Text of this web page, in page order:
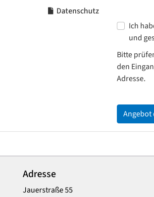
Datenschutz
Ich
und
Bitte
den
Adresse.
Angebot
Adresse
Jauerstraße 55